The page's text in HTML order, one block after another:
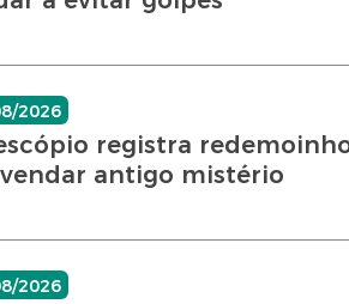
2026
registra
antigo mistério
2026